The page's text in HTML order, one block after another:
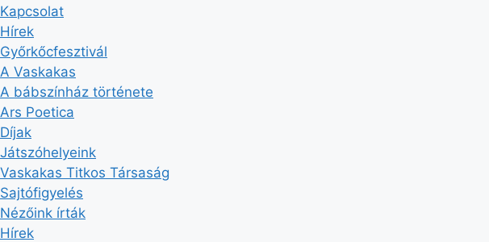
Kapcsolat
Hírek
Győrkőcfesztivál
A Vaskakas
A bábszínház története
Ars Poetica
Díjak
Játszóhelyeink
Vaskakas Titkos Társaság
Sajtófigyelés
Nézőink írták
Hírek